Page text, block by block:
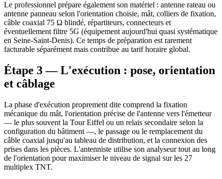
Le professionnel prépare également son matériel : antenne rateau ou
antenne panneau selon l'orientation choisie, mât, colliers de fixation,
câble coaxial 75 Ω blindé, répartiteurs, connecteurs et
éventuellement filtre 5G (équipement aujourd'hui quasi systématique
en Seine-Saint-Denis). Ce temps de préparation est rarement
facturable séparément mais contribue au tarif horaire global.
Étape 3 — L'exécution : pose, orientation
et câblage
La phase d'exécution proprement dite comprend la fixation
mécanique du mât, l'orientation précise de l'antenne vers l'émetteur
— le plus souvent la Tour Eiffel ou un relais secondaire selon la
configuration du bâtiment —, le passage ou le remplacement du
câble coaxial jusqu'au tableau de distribution, et la connexion des
prises dans les pièces. L'antenniste utilise son analyseur tout au long
de l'orientation pour maximiser le niveau de signal sur les 27
multiplex TNT.